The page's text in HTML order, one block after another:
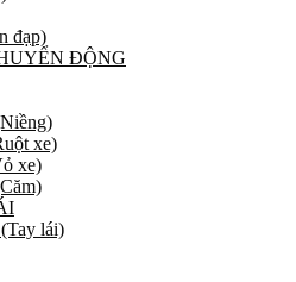
đạp)
ĐỘNG
xe)
xe)
lái)